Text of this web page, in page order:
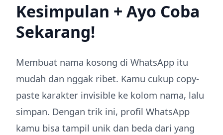
Kesimpulan + Ayo Coba
Sekarang!
Membuat nama kosong di WhatsApp itu
mudah dan nggak ribet. Kamu cukup copy-
paste karakter invisible ke kolom nama, lalu
simpan. Dengan trik ini, profil WhatsApp
kamu bisa tampil unik dan beda dari yang